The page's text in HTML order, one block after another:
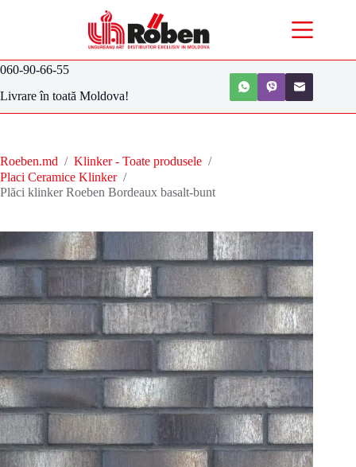
060-90-66-55
Livrare în toată Moldova!
Roeben.md / Klinker - Toate produsele /
Placi Ceramice Klinker /
Plăci klinker Roeben Bordeaux basalt-bunt